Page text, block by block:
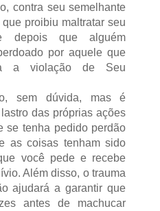
contra seu semelhante
proibiu maltratar seu
depois que alguém
por aquele que
a violação de Seu
sem dúvida, mas é
das próprias ações
se tenha pedido perdão
as coisas tenham sido
você pede e recebe
Além disso, o trauma
ajudará a garantir que
antes de machucar